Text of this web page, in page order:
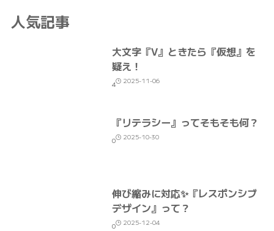
人気記事
大文字『V』ときたら『仮想』を
疑え！
4 2025-11-06
『リテラシー』ってそもそも何？
0 2025-10-30
伸び縮みに対応✨『レスポンシブ
デザイン』って？
0 2025-12-04